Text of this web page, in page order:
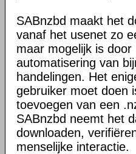
SABnzbd maakt het
vanaf het usenet zo
maar mogelijk is door
automatisering van
handelingen. Het
gebruiker moet doen
toevoegen van een
SABnzbd neemt het
downloaden,
menselijke interactie.